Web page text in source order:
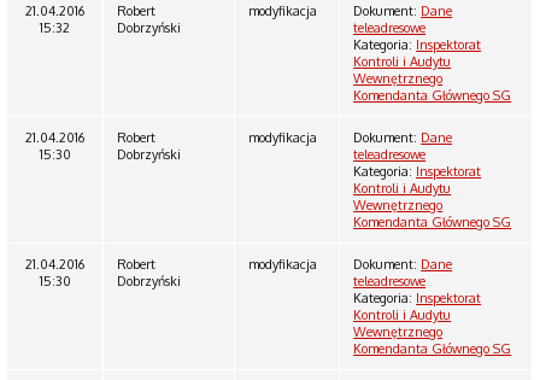
21.04.2016
15:32
Robert
Dobrzyński
modyfikacja Dokument: Dane
teleadresowe
Kategoria: Inspektorat
Kontroli i Audytu
Wewnętrznego
Komendanta Głównego SG
21.04.2016
15:30
Robert
Dobrzyński
modyfikacja Dokument: Dane
teleadresowe
Kategoria: Inspektorat
Kontroli i Audytu
Wewnętrznego
Komendanta Głównego SG
21.04.2016
15:30
Robert
Dobrzyński
modyfikacja Dokument: Dane
teleadresowe
Kategoria: Inspektorat
Kontroli i Audytu
Wewnętrznego
Komendanta Głównego SG